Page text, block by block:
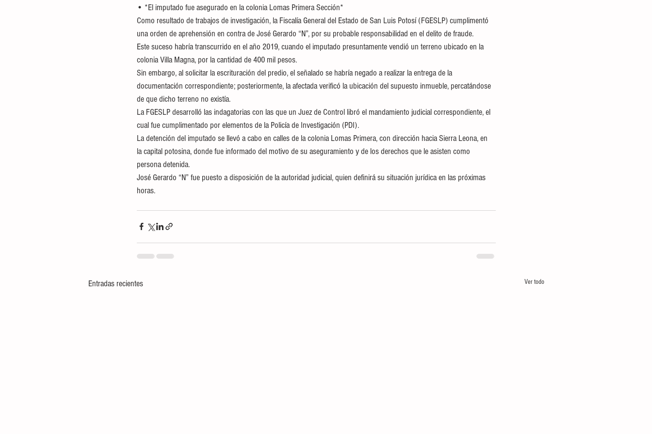
• *El imputado fue asegurado en la colonia Lomas Primera Sección*
Como resultado de trabajos de investigación, la Fiscalía General del Estado de San Luis Potosí (FGESLP) cumplimentó
una orden de aprehensión en contra de José Gerardo “N”, por su probable responsabilidad en el delito de fraude.
Este suceso habría transcurrido en el año 2019, cuando el imputado presuntamente vendió un terreno ubicado en la
colonia Villa Magna, por la cantidad de 400 mil pesos.
Sin embargo, al solicitar la escrituración del predio, el señalado se habría negado a realizar la entrega de la
documentación correspondiente; posteriormente, la afectada verificó la ubicación del supuesto inmueble, percatándose
de que dicho terreno no existía.
La FGESLP desarrolló las indagatorias con las que un Juez de Control libró el mandamiento judicial correspondiente, el
cual fue cumplimentado por elementos de la Policía de Investigación (PDI).
La detención del imputado se llevó a cabo en calles de la colonia Lomas Primera, con dirección hacia Sierra Leona, en
la capital potosina, donde fue informado del motivo de su aseguramiento y de los derechos que le asisten como
persona detenida.
José Gerardo “N” fue puesto a disposición de la autoridad judicial, quien definirá su situación jurídica en las próximas
horas.
Entradas recientes Ver todo